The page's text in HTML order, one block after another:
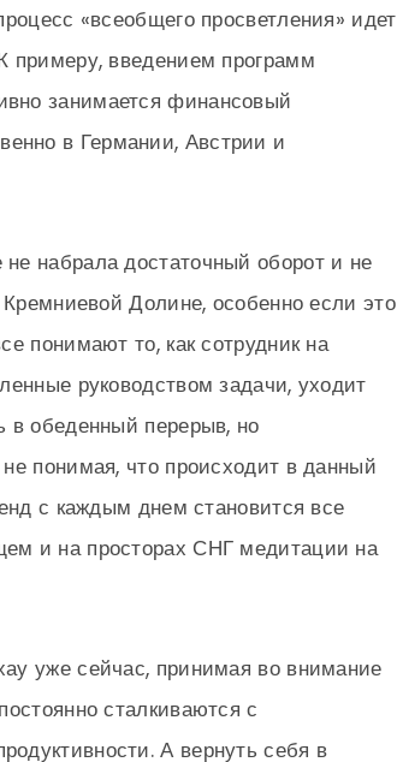
«всеобщего просветления» идет
примеру, введением программ
занимается финансовый
в Германии, Австрии и
набрала достаточный оборот и не
Долине, особенно если это
понимают то, как сотрудник на
руководством задачи, уходит
в обеденный перерыв, но
понимая, что происходит в данный
с каждым днем становится все
и на просторах СНГ медитации на
уже сейчас, принимая во внимание
сталкиваются с
А вернуть себя в